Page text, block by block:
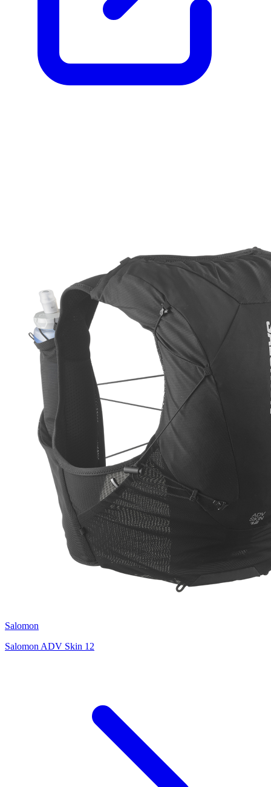
Salomon
Salomon ADV Skin 12